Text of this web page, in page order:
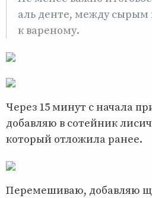
аль денте, между
к вареному.
Через 15 минут с начала
добавляю в сотейник
который отложила ранее.
Перемешиваю, добавляю